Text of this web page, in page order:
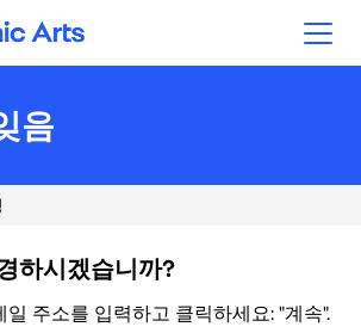
Arts
음
하시겠습니까?
주소를 입력하고 클릭하세요: "계속".